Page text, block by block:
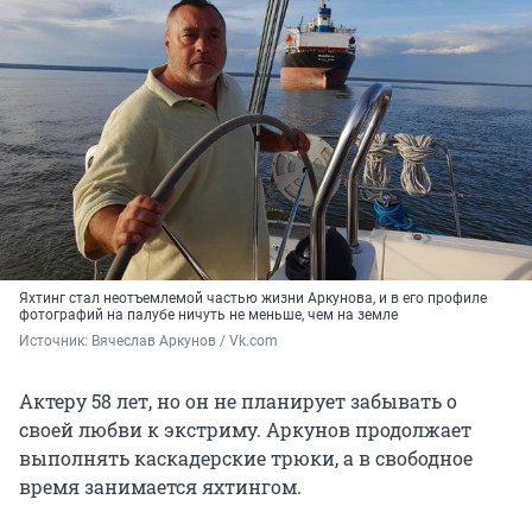
Яхтинг стал неотъемлемой частью жизни Аркунова, и в его профиле
фотографий на палубе ничуть не меньше, чем на земле
Источник: Вячеслав Аркунов / Vk.com
Актеру 58 лет, но он не планирует забывать о
своей любви к экстриму. Аркунов продолжает
выполнять каскадерские трюки, а в свободное
время занимается яхтингом.